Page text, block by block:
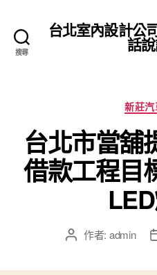
搜尋
台北室內設計公
話
新莊
台北市當舖
借款工程目
文 作者: admin